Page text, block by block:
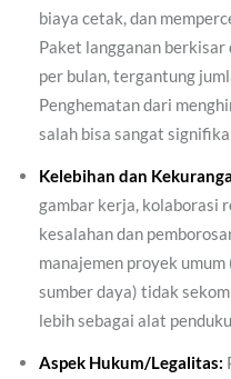
biaya cetak, dan
Paket langganan
per bulan, tergantung
Penghematan dari
salah bisa sangat
Kelebihan dan
gambar kerja, kolaborasi
kesalahan dan
manajemen proyek
sumber daya) tidak
lebih sebagai alat
Aspek Hukum/Legalitas: